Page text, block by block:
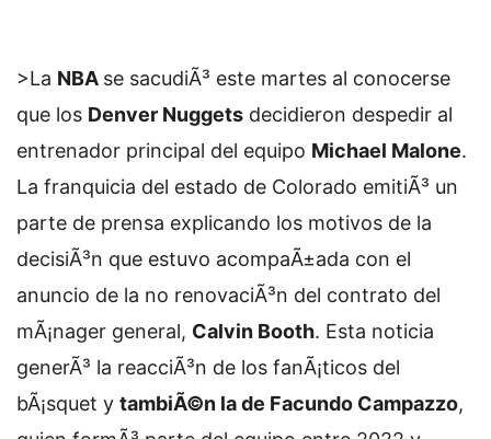
>La NBA se sacudiÃ³ este martes al conocerse
que los Denver Nuggets decidieron despedir al
entrenador principal del equipo Michael Malone.
La franquicia del estado de Colorado emitiÃ³ un
parte de prensa explicando los motivos de la
decisiÃ³n que estuvo acompaÃ±ada con el
anuncio de la no renovaciÃ³n del contrato del
mÃ¡nager general, Calvin Booth. Esta noticia
generÃ³ la reacciÃ³n de los fanÃ¡ticos del
bÃ¡squet y tambiÃ©n la de Facundo Campazzo,